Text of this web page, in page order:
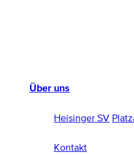
Über uns
Heisinger SV
Kontakt